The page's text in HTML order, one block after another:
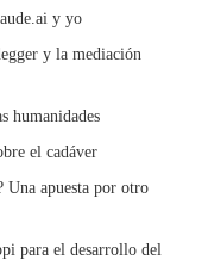
y yo
y la mediación
humanidades
el cadáver
Una apuesta por otro
para el desarrollo del